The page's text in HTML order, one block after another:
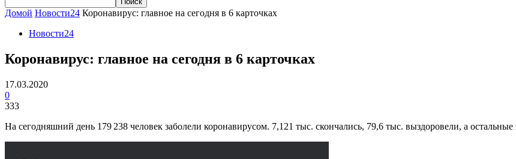
Домой Новости24 Коронавирус: главное на сегодня в 6 карточках
Новости24
Коронавирус: главное на сегодня в 6 карточках
17.03.2020
0
333
На сегодняшний день 179 238 человек заболели коронавирусом. 7,121 тыс. скончались, 79,6 тыс. выздоровели, а